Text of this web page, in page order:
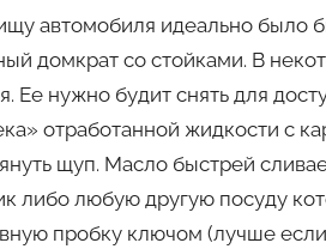
автомобиля идеально было
домкрат со стойками. В
Ее нужно будит снять для
отработанной жидкости с
щуп. Масло быстрей
либо любую другую посуду
пробку ключом (лучше